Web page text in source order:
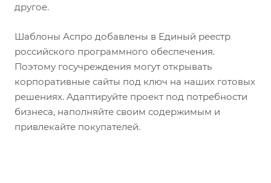
другое.
Шаблоны Аспро добавлены в Единый реестр
российского программного обеспечения.
Поэтому госучреждения могут открывать
корпоративные сайты под ключ на наших готовых
решениях. Адаптируйте проект под потребности
бизнеса, наполняйте своим содержимым и
привлекайте покупателей.